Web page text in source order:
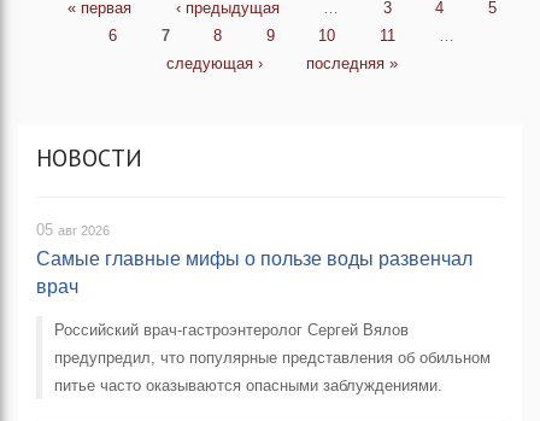
СТРАНИЦЫ
« первая ‹ предыдущая 3 4
5
6
7 8 9 10 11
следующая ›
последняя »
НОВОСТИ
05 авг 2026
Самые главные мифы о пользе воды развенчал
врач
Российский врач-гастроэнтеролог Сергей Вялов
предупредил, что популярные представления об обильном
питье часто оказываются опасными заблуждениями.